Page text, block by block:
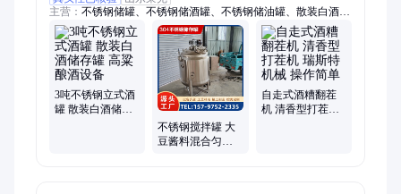
主营： 不锈钢储罐、不锈钢储酒罐、不锈钢储油罐、散装白酒储
存罐、加热罐、不锈钢搅拌罐、不锈钢发酵罐、立式储罐
3吨不锈钢立式酒
罐 散装白酒储存
不锈钢搅拌罐 大
豆酱料混合匀质
自走式酒糟翻茬
机 清香型打茬机